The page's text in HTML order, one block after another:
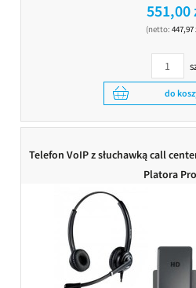
551,00
(netto: 447,97
do
Telefon VoIP z słuchawką call
Platora